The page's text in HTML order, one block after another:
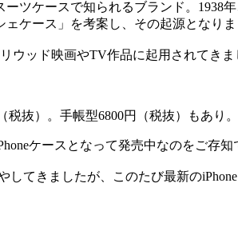
ツケースで知られるブランド。1938
ケース」を考案し、その起源となりま
ウッド映画やTV作品に起用されてき
税抜）。手帳型6800円（税抜）もあり。
ケースとなって発売中なのをご存知
てきましたが、このたび最新の